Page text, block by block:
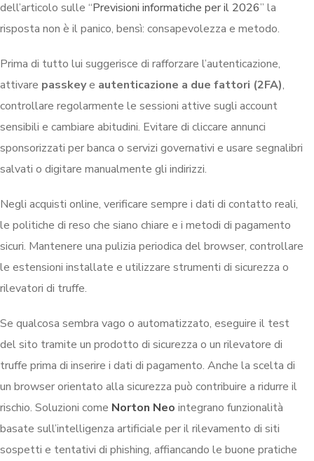
dell’articolo sulle “Previsioni informatiche per il 2026” la
risposta non è il panico, bensì: consapevolezza e metodo.
Prima di tutto lui suggerisce di rafforzare l’autenticazione,
attivare passkeye autenticazione a due fattori (2FA),
controllare regolarmente le sessioni attive sugli account
sensibili e cambiare abitudini. Evitare di cliccare annunci
sponsorizzati per banca o servizi governativi e usare segnalibri
salvati o digitare manualmente gli indirizzi.
Negli acquisti online, verificare sempre i dati di contatto reali,
le politiche di reso che siano chiare e i metodi di pagamento
sicuri. Mantenere una pulizia periodica del browser, controllare
le estensioni installate e utilizzare strumenti di sicurezza o
rilevatori di truffe.
Se qualcosa sembra vago o automatizzato, eseguire il test
del sito tramite un prodotto di sicurezza o un rilevatore di
truffe prima di inserire i dati di pagamento. Anche la scelta di
un browser orientato alla sicurezza può contribuire a ridurre il
rischio. Soluzioni come Norton Neo integrano funzionalità
basate sull’intelligenza artificiale per il rilevamento di siti
sospetti e tentativi di phishing, affiancando le buone pratiche